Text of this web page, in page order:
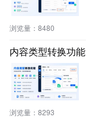
浏览量： 8480
内容类型转换功能
浏览量： 8293